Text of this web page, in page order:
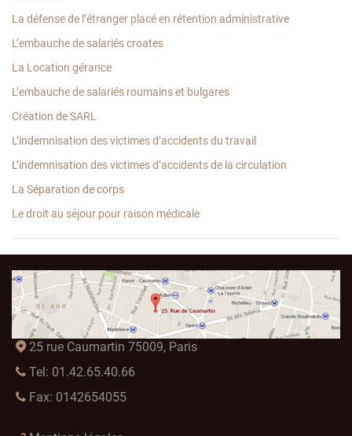
La défense de l’étranger placé en rétention administrative
L’embauche de salariés croates
La Location gérance
L’embauche de salariés roumains et bulgares
Création de SARL
L’indemnisation des victimes d’accidents du travail
L’indemnisation des victimes d’accidents de la circulation
La Séparation de corps
Le droit au séjour pour raison médicale
25 rue Caumartin 75009, Paris
Tel: 01.42.65.40.66
Fax: 0142654055